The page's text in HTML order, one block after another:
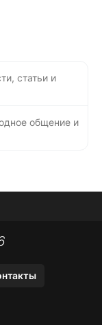
статьи и
общение и